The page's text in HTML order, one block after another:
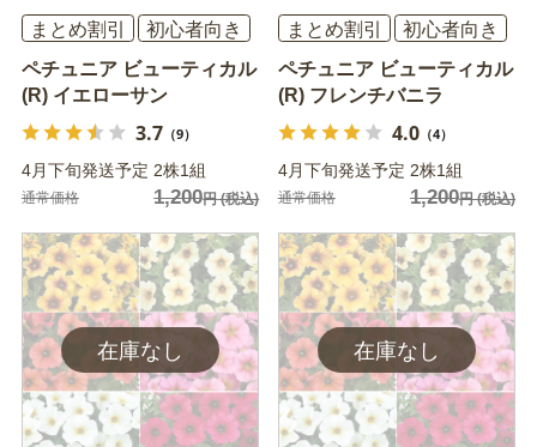
まとめ割引
初心者向き
ペチュニア ビューティカル
(R) イエローサン
3.7（9）
4月下旬発送予定 2株1組
通常価格 1,200円(税込)
まとめ割引
初心者向き
ペチュニア ビューティカル
(R) フレンチバニラ
4.0（4）
4月下旬発送予定 2株1組
通常価格 1,200円(税込)